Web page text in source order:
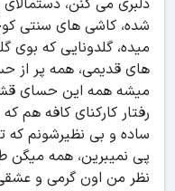
دلبری می کنن،
شده، کاشی های سنتی
میده، گلدونایی که
های قدیمی، همه پر از
میشه همه این حسای
رفتار کارکنای کافه هم
ساده و بی نظیرشونم
پی نمیبرین، همه میگن
نظر من اون گرمی و